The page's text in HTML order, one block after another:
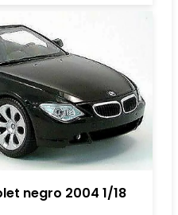
negro 2004 1/18